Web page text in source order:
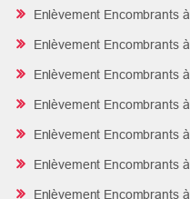
Enlèvement Encombrants
Enlèvement Encombrants
Enlèvement Encombrants
Enlèvement Encombrants
Enlèvement Encombrants
Enlèvement Encombrants
Enlèvement Encombrants